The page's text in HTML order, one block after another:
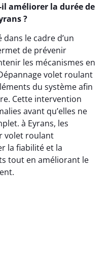
améliorer la durée de
?
le cadre d’un
de prévenir
les mécanismes en
volet roulant
du système afin
Cette intervention
avant qu’elles ne
à Eyrans, les
volet roulant
la fiabilité et la
tout en améliorant le